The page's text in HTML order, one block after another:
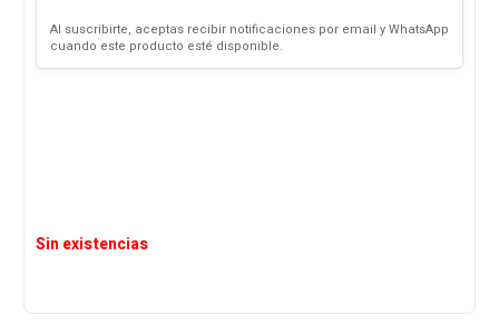
Al suscribirte, aceptas recibir notificaciones por email y WhatsApp
cuando este producto esté disponible.
Sin existencias